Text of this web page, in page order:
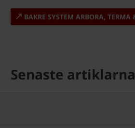
BAKRE SYSTEM ARBORA, TERMA
Senaste artiklarna